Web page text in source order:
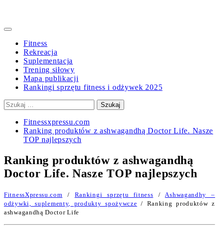
Primary
Fitness
Rekreacja
Suplementacja
Trening siłowy
Mapa publikacji
Rankingi sprzętu fitness i odżywek 2025
Szukaj:
Fitnessxpressu.com
Ranking produktów z ashwagandhą Doctor Life. Nasze
TOP najlepszych
Ranking produktów z ashwagandhą
Doctor Life. Nasze TOP najlepszych
FitnessXpressu.com / Rankingi sprzętu fitness / Ashwagandhy –
odżywki, suplementy, produkty spożywcze / Ranking produktów z
ashwagandhą Doctor Life